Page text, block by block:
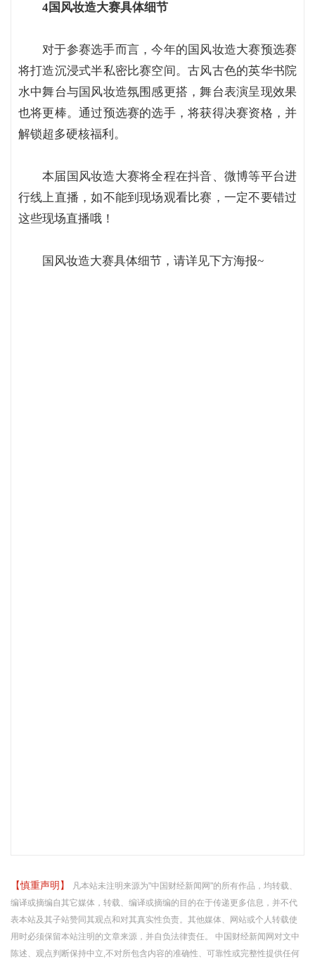
4国风妆造大赛具体细节
对于参赛选手而言，今年的国风妆造大赛预选赛
将打造沉浸式半私密比赛空间。古风古色的英华书院
水中舞台与国风妆造氛围感更搭，舞台表演呈现效果
也将更棒。通过预选赛的选手，将获得决赛资格，并
解锁超多硬核福利。
本届国风妆造大赛将全程在抖音、微博等平台进
行线上直播，如不能到现场观看比赛，一定不要错过
这些现场直播哦！
国风妆造大赛具体细节，请详见下方海报~
【慎重声明】
凡本站未注明来源为"中国财经新闻网"的所有作品，均转载、
编译或摘编自其它媒体，转载、编译或摘编的目的在于传递更多信息，并不代
表本站及其子站赞同其观点和对其真实性负责。其他媒体、网站或个人转载使
用时必须保留本站注明的文章来源，并自负法律责任。 中国财经新闻网对文中
陈述、观点判断保持中立,不对所包含内容的准确性、可靠性或完整性提供任何